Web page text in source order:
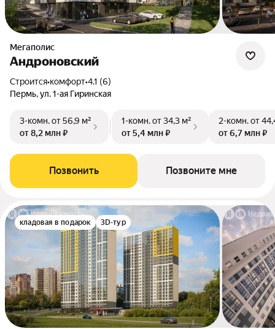
Мегаполис
Андроновский
Строится•комфорт•4.1 (6)
Пермь, ул. 1-ая Гиринская
3-комн.от 56,9 м²
от 8,2 млн ₽
1-комн.от 34,3 м²
от 5,4 млн ₽
2-комн.от
от 6,7 млн ₽
Позвонить Позвоните мне
кладовая в подарок 3D-тур